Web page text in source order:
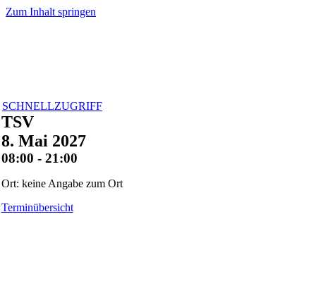
Zum Inhalt springen
SCHNELLZUGRIFF
TSV
8. Mai 2027
08:00 - 21:00
Ort: keine Angabe zum Ort
Terminübersicht